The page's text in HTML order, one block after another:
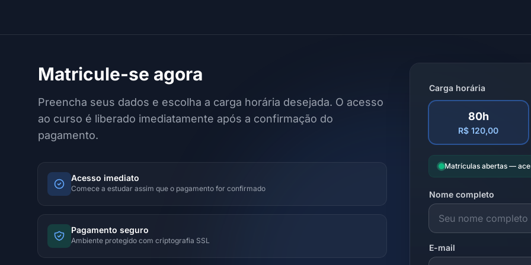
Matricule-se agora
Preencha seus dados e escolha a carga horária desejada. O acesso
ao curso é liberado imediatamente após a confirmação do
pagamento.
Acesso imediato
Comece a estudar assim que o pagamento for confirmado
Pagamento seguro
Ambiente protegido com criptografia SSL
Carga horária
80h
R$ 120,00
Matrículas abertas —
Nome completo
E-mail